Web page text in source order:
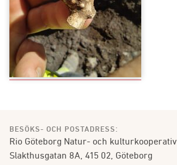
BESÖKS- OCH POSTADRESS:
Rio Göteborg Natur- och kulturkooperativ
Slakthusgatan 8A, 415 02, Göteborg